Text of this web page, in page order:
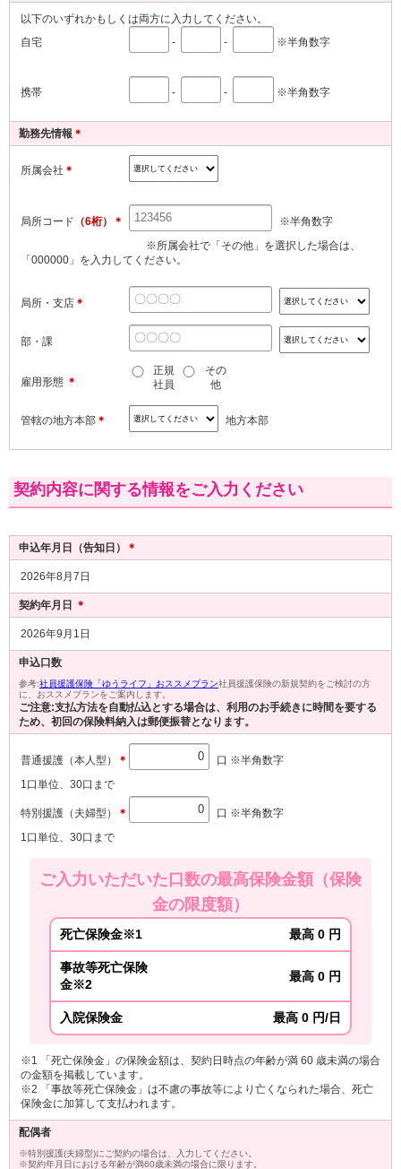
以下のいずれかもしくは両方に入力してください。
自宅
- - ※半角数字
携帯 - - ※半角数字
勤務先情報 ＊
所属会社 ＊
局所コード （6桁）＊
※半角数字
※所属会社で「その他」を選択した場合は、
「000000」を入力してください。
局所・支店 ＊
部・課
雇用形態 ＊
正規
社員
その
他
管轄の地方本部 ＊ 地方本部
契約内容に関する情報をご入力ください
申込年月日（告知日） ＊
2026年8月7日
契約年月日 ＊
2026年9月1日
申込口数
参考:社員援護保険「ゆうライフ」おススメプラン社員援護保険の新規契約をご検討の方
に、おススメプランをご案内します。
ご注意:支払方法を自動払込とする場合は、利用のお手続きに時間を要する
ため、初回の保険料納入は郵便振替となります。
普通援護（本人型） ＊
口 ※半角数字
1口単位、30口まで
特別援護（夫婦型） ＊
口 ※半角数字
1口単位、30口まで
ご入力いただいた口数の最高保険金額（保険
金の限度額）
死亡保険金※1 最高 0 円
事故等死亡保険
金※2
最高 0 円
入院保険金 最高 0 円/日
※1 「死亡保険金」の保険金額は、契約日時点の年齢が満 60 歳未満の場合
の金額を掲載しています。
※2 「事故等死亡保険金」は不慮の事故等により亡くなられた場合、死亡
保険金に加算して支払われます。
配偶者
※特別援護(夫婦型)にご契約の場合は、入力してください。
※契約年月日における年齢が満60歳未満の場合に限ります。